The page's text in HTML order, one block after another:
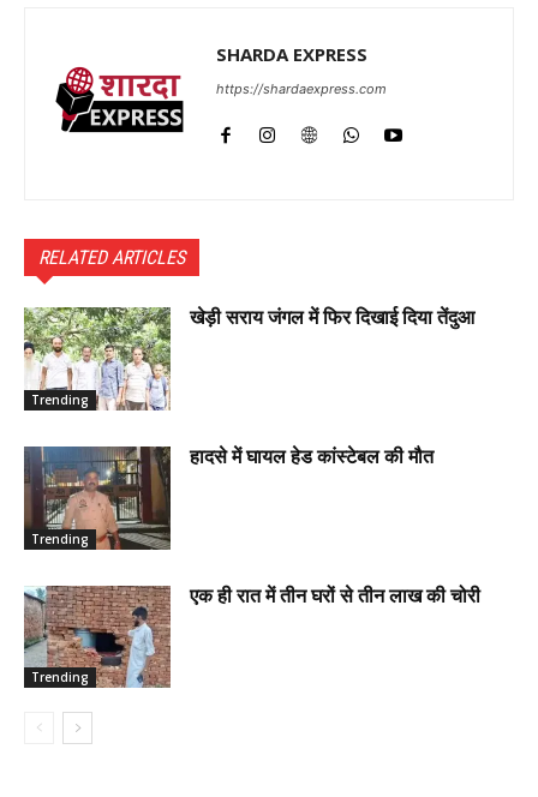
SHARDA EXPRESS
https://shardaexpress.com
RELATED ARTICLES
Trending
खेड़ी सराय जंगल में फिर दिखाई दिया तेंदुआ
Trending
हादसे में घायल हेड कांस्टेबल की मौत
Trending
एक ही रात में तीन घरों से तीन लाख की चोरी